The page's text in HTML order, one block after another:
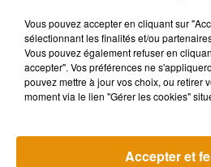
(Avec AFP)
Vous pouvez accepter en cliquant sur
sélectionnant les finalités et/ou
Vous pouvez également refuser en
accepter". Vos préférences ne
pouvez mettre à jour vos choix, ou retirer
moment via le lien "Gérer les cookies"
Accepter et